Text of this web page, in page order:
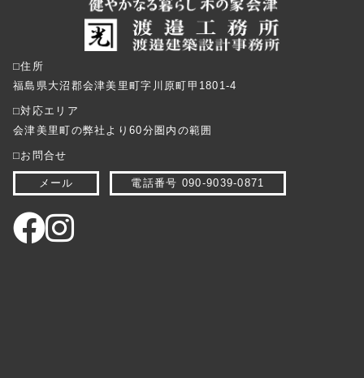
⬜︎住所
福島県大沼郡会津美里町字川原町甲1801-4
⬜︎対応エリア
会津美里町の弊社より60分圏内の範囲
⬜︎お問合せ
メール 電話番号 090-9039-0871